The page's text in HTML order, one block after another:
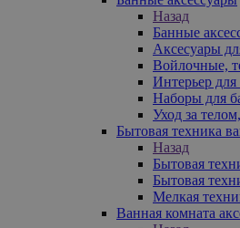
Назад
Банные
Аксесуары
Войлочные,
Интерьер для
Наборы для
Уход за
Бытовая техника
Назад
Бытовая
Бытовая
Мелкая
Ванная комната